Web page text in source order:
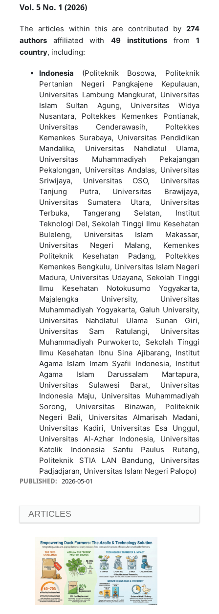
Vol. 5 No. 1 (2026)
The articles within this are contributed by 274
authorsaffiliated with 49 institutionsfrom1
country, including:
Indonesia (Politeknik Bosowa, Politeknik
Pertanian Negeri Pangkajene Kepulauan,
Universitas Lambung Mangkurat, Universitas
Islam Sultan Agung, Universitas Widya
Nusantara, Poltekkes Kemenkes Pontianak,
Universitas Cenderawasih, Poltekkes
Kemenkes Surabaya, Universitas Pendidikan
Mandalika, Universitas Nahdlatul Ulama,
Universitas Muhammadiyah Pekajangan
Pekalongan, Universitas Andalas, Universitas
Sriwijaya, Universitas OSO, Universitas
Tanjung Putra, Universitas Brawijaya,
Universitas Sumatera Utara, Universitas
Terbuka, Tangerang Selatan, Institut
Teknologi Del, Sekolah Tinggi Ilmu Kesehatan
Buleleng, Universitas Islam Makassar,
Universitas Negeri Malang, Kemenkes
Politeknik Kesehatan Padang, Poltekkes
Kemenkes Bengkulu, Universitas Islam Negeri
Madura, Universitas Udayana, Sekolah Tinggi
Ilmu Kesehatan Notokusumo Yogyakarta,
Majalengka University, Universitas
Muhammadiyah Yogyakarta, Galuh University,
Universitas Nahdlatul Ulama Sunan Giri,
Universitas Sam Ratulangi, Universitas
Muhammadiyah Purwokerto, Sekolah Tinggi
Ilmu Kesehatan Ibnu Sina Ajibarang, Institut
Agama Islam Imam Syafii Indonesia, Institut
Agama Islam Darussalam Martapura,
Universitas Sulawesi Barat, Universitas
Indonesia Maju, Universitas Muhammadiyah
Sorong, Universitas Binawan, Politeknik
Negeri Bali, Universitas Almarisah Madani,
Universitas Kadiri, Universitas Esa Unggul,
Universitas Al-Azhar Indonesia, Universitas
Katolik Indonesia Santu Paulus Ruteng,
Politeknik STIA LAN Bandung, Universitas
Padjadjaran, Universitas Islam Negeri Palopo)
PUBLISHED: 2026-05-01
ARTICLES